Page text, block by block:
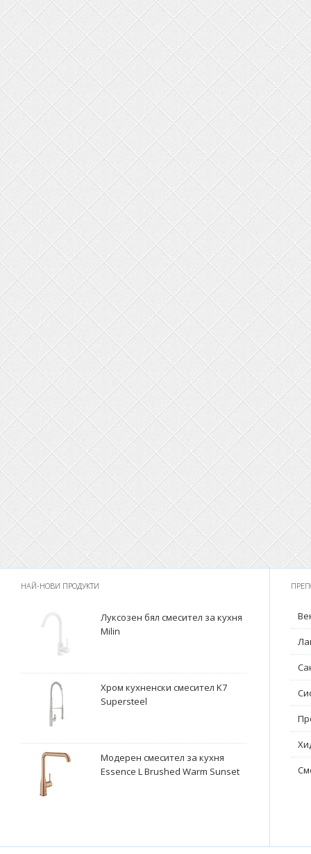
НАЙ-НОВИ ПРОДУКТИ
Луксозен бял смесител за кухня
Milin
Хром кухненски смесител K7
Supersteel
Модерен смесител за кухня
Essence L Brushed Warm Sunset